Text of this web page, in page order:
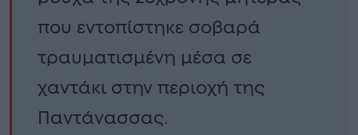
που εντοπίστηκε σοβαρά
τραυματισμένη μέσα σε
χαντάκι στην περιοχή της
Παντάνασσας.